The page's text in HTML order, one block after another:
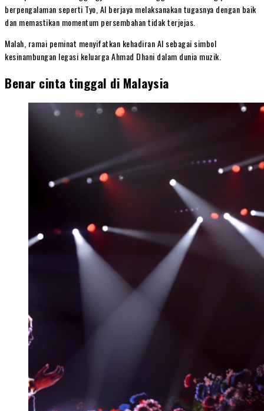
berpengalaman seperti Tyo, Al berjaya melaksanakan tugasnya dengan baik
dan memastikan momentum persembahan tidak terjejas.
Malah, ramai peminat menyifatkan kehadiran Al sebagai simbol
kesinambungan legasi keluarga Ahmad Dhani dalam dunia muzik.
Benar cinta tinggal di Malaysia